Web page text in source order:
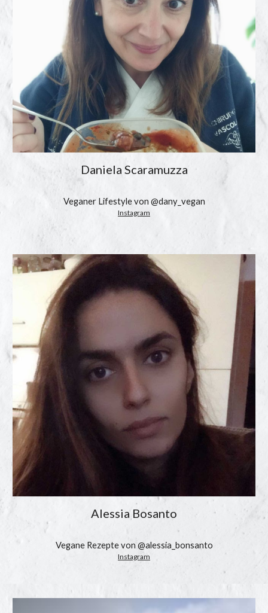
Daniela Scaramuzza
Veganer Lifestyle von @dany_vegan
Instagram
Alessia Bosanto
Vegane Rezepte von @alessia_bonsanto
Instagram